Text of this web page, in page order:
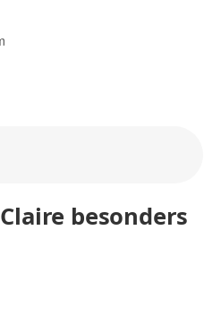
besonders